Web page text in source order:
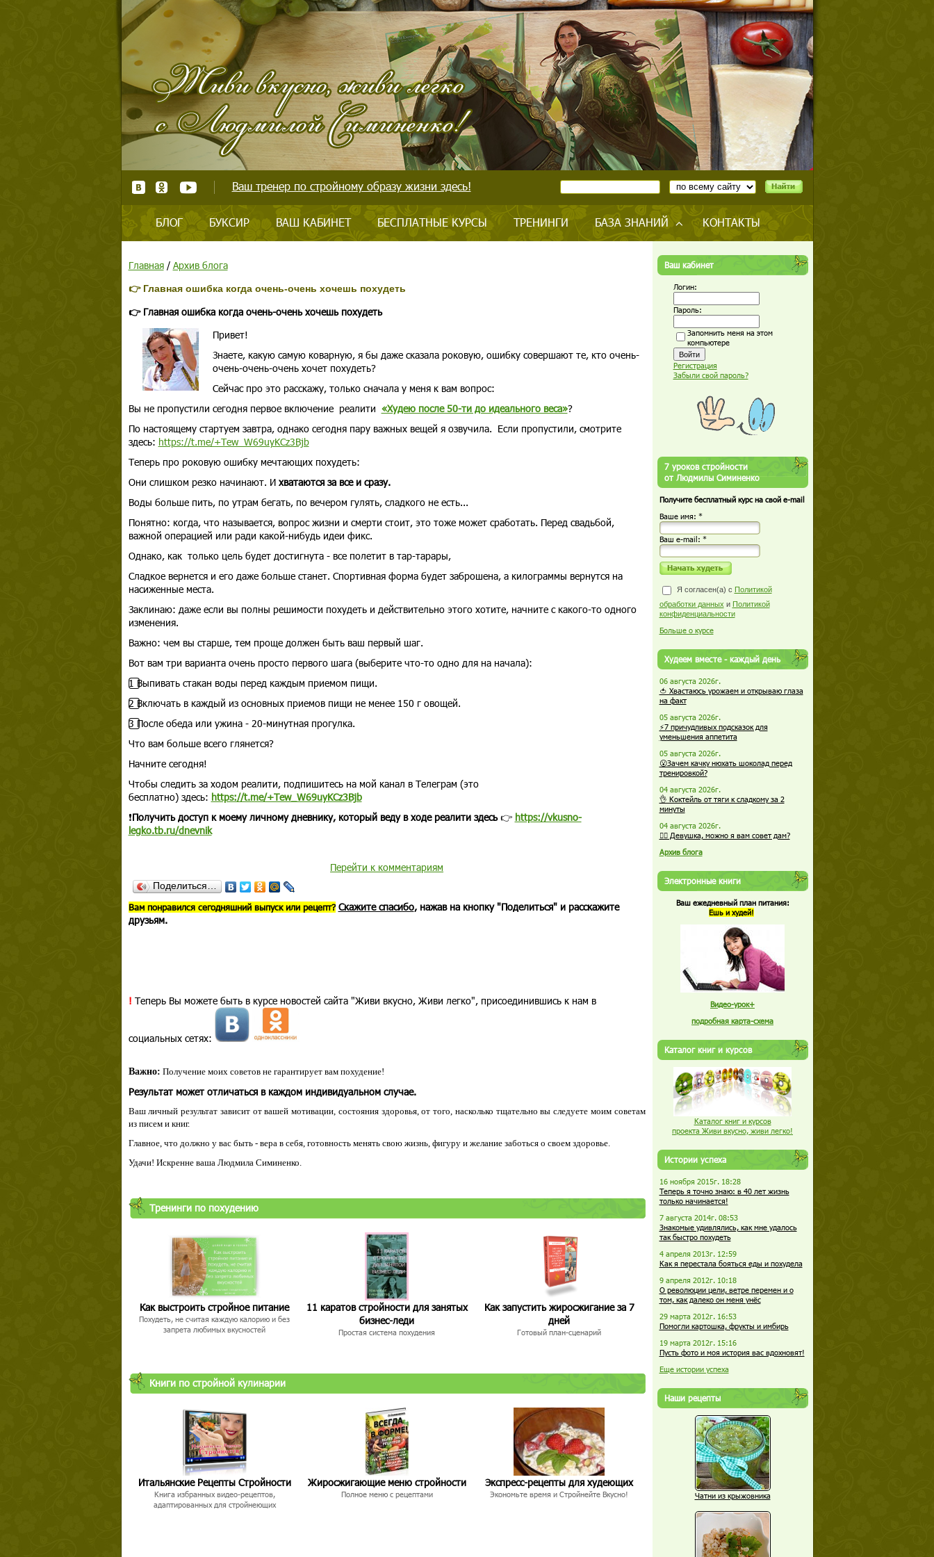
Ваш тренер по стройному образу жизни здесь!
БЛОГ БУКСИР ВАШ КАБИНЕТ БЕСПЛАТНЫЕ КУРСЫ ТРЕНИНГИ БАЗА ЗНАНИЙ КОНТАКТЫ
Главная/ Архив блога
👉 Главная ошибка когда очень-очень хочешь похудеть
👉 Главная ошибка когда очень-очень хочешь похудеть
Привет!
Знаете, какую самую коварную, я бы даже сказала роковую, ошибку совершают те, кто очень-
очень-очень-очень хочет похудеть?
Сейчас про это расскажу, только сначала у меня к вам вопрос:
Вы не пропустили сегодня первое включение реалити «Худею после 50-ти до идеального веса»?
По настоящему стартуем завтра, однако сегодня пару важных вещей я озвучила. Если пропустили, смотрите
здесь: https://t.me/+Tew_W69uyKCz3Bjb
Теперь про роковую ошибку мечтающих похудеть:
Они слишком резко начинают. Ихватаются за все и сразу.
Воды больше пить, по утрам бегать, по вечером гулять, сладкого не есть...
Понятно: когда, что называется, вопрос жизни и смерти стоит, это тоже может сработать. Перед свадьбой,
важной операцией или ради какой-нибудь идеи фикс.
Однако, как только цель будет достигнута - все полетит в тар-тарары,
Сладкое вернется и его даже больше станет. Спортивная форма будет заброшена, а килограммы вернутся на
насиженные места.
Заклинаю: даже если вы полны решимости похудеть и действительно этого хотите, начните с какого-то одного
изменения.
Важно: чем вы старше, тем проще должен быть ваш первый шаг.
Вот вам три варианта очень просто первого шага (выберите что-то одно для на начала):
1️⃣ Выпивать стакан воды перед каждым приемом пищи.
2️⃣ Включать в каждый из основных приемов пищи не менее 150 г овощей.
3️⃣ После обеда или ужина - 20-минутная прогулка.
Что вам больше всего глянется?
Начните сегодня!
Чтобы следить за ходом реалити, подпишитесь на мой канал в Телеграм (это
бесплатно) здесь: https://t.me/+Tew_W69uyKCz3Bjb
❗Получить доступ к моему личному дневнику, который веду в ходе реалити здесь👉 https://vkusno-
legko.tb.ru/dnevnik
Перейти к комментариям
Поделиться…
Вам понравился сегодняшний выпуск или рецепт? Скажите спасибо, нажав на кнопку "Поделиться" и расскажите
друзьям.
! Теперь Вы можете быть в курсе новостей сайта "Живи вкусно, Живи легко", присоединившись к нам в
социальных сетях:
Важно: Получение моих советов не гарантирует вам похудение!
Результат может отличаться в каждом индивидуальном случае.
Ваш личный результат зависит от вашей мотивации, состояния здоровья, от того, насколько тщательно вы следуете моим советам
из писем и книг.
Главное, что должно у вас быть - вера в себя, готовность менять свою жизнь, фигуру и желание заботься о своем здоровье.
Удачи! Искренне ваша Людмила Симиненко.
Тренинги по похудению
Как выстроить стройное питание
Похудеть, не считая каждую калорию и без
запрета любимых вкусностей
11 каратов стройности для занятых
бизнес-леди
Простая система похудения
Как запустить жиросжигание за 7
дней
Готовый план-сценарий
Книги по стройной кулинарии
Итальянские Рецепты Стройности
Книга избранных видео-рецептов,
адаптированных для стройнеющих
Жиросжигающие меню стройности
Полное меню с рецептами
Экспресс-рецепты для худеющих
Экономьте время и Стройнейте Вкусно!
Ваш кабинет
Логин:
Пароль:
Запомнить меня на этом
компьютере
Регистрация
Забыли свой пароль?
7 уроков стройности
от Людмилы Симиненко
Получите бесплатный курс на свой e-mail
Ваше имя: *
Ваш е-mail: *
Я согласен(а) с Политикой
обработки данных и Политикой
конфиденциальности
Больше о курсе
Худеем вместе - каждый день
06 августа 2026г.
🍅 Хвастаюсь урожаем и открываю глаза
на факт
05 августа 2026г.
⚡7 причудливых подсказок для
уменьшения аппетита
05 августа 2026г.
😮Зачем качку нюхать шоколад перед
тренировкой?
04 августа 2026г.
👌 Коктейль от тяги к сладкому за 2
минуты
04 августа 2026г.
🏋️‍♀️ Девушка, можно я вам совет дам?
Архив блога
Электронные книги
Ваш ежедневный план питания:
Ешь и худей!
Видео-урок+
подробная карта-схема
Каталог книг и курсов
Каталог книг и курсов
проекта Живи вкусно, живи легко!
Истории успеха
16 ноября 2015г. 18:28
Теперь я точно знаю: в 40 лет жизнь
только начинается!
7 августа 2014г. 08:53
Знакомые удивлялись, как мне удалось
так быстро похудеть
4 апреля 2013г. 12:59
Как я перестала бояться еды и похудела
9 апреля 2012г. 10:18
О революции цели, ветре перемен и о
том, как далеко он меня унёс
29 марта 2012г. 16:53
Помогли картошка, фрукты и имбирь
19 марта 2012г. 15:16
Пусть фото и моя история вас вдохновят!
Еще истории успеха
Наши рецепты
Чатни из крыжовника